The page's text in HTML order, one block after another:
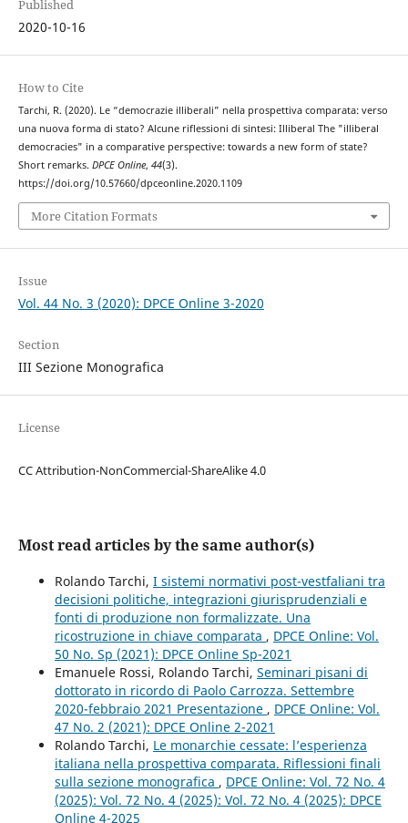
Published
2020-10-16
How to Cite
Tarchi, R. (2020). Le “democrazie illiberali” nella prospettiva comparata: verso
una nuova forma di stato? Alcune riflessioni di sintesi: Illiberal The "illiberal
democracies" in a comparative perspective: towards a new form of state?
Short remarks. DPCE Online, 44(3).
https://doi.org/10.57660/dpceonline.2020.1109
More Citation Formats
Issue
Vol. 44 No. 3 (2020): DPCE Online 3-2020
Section
III Sezione Monografica
License
CC Attribution-NonCommercial-ShareAlike 4.0
Most read articles by the same author(s)
Rolando Tarchi, I sistemi normativi post-vestfaliani tra
decisioni politiche, integrazioni giurisprudenziali e
fonti di produzione non formalizzate. Una
ricostruzione in chiave comparata , DPCE Online: Vol.
50 No. Sp (2021): DPCE Online Sp-2021
Emanuele Rossi, Rolando Tarchi, Seminari pisani di
dottorato in ricordo di Paolo Carrozza. Settembre
2020-febbraio 2021 Presentazione , DPCE Online: Vol.
47 No. 2 (2021): DPCE Online 2-2021
Rolando Tarchi, Le monarchie cessate: l’esperienza
italiana nella prospettiva comparata. Riflessioni finali
sulla sezione monografica , DPCE Online: Vol. 72 No. 4
(2025): Vol. 72 No. 4 (2025): Vol. 72 No. 4 (2025): DPCE
Online 4-2025